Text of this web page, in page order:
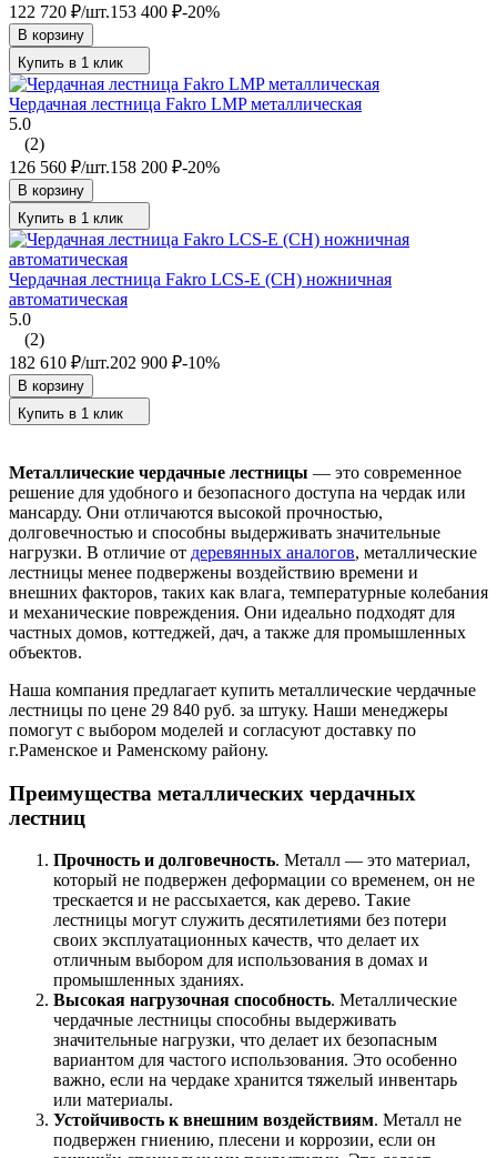
122 720 ₽/шт.153 400 ₽-20%
В корзину
Купить в 1 клик
Чердачная лестница Fakro LMP металлическая
5.0
(2)
126 560 ₽/шт.158 200 ₽-20%
В корзину
Купить в 1 клик
Чердачная лестница Fakro LCS-E (CH) ножничная
автоматическая
5.0
(2)
182 610 ₽/шт.202 900 ₽-10%
В корзину
Купить в 1 клик
Металлические чердачные лестницы — это современное
решение для удобного и безопасного доступа на чердак или
мансарду. Они отличаются высокой прочностью,
долговечностью и способны выдерживать значительные
нагрузки. В отличие от деревянных аналогов, металлические
лестницы менее подвержены воздействию времени и
внешних факторов, таких как влага, температурные колебания
и механические повреждения. Они идеально подходят для
частных домов, коттеджей, дач, а также для промышленных
объектов.
Наша компания предлагает купить металлические чердачные
лестницы по цене 29 840 руб. за штуку. Наши менеджеры
помогут с выбором моделей и согласуют доставку по
г.Раменское и Раменскому району.
Преимущества металлических чердачных
лестниц
Прочность и долговечность. Металл — это материал,
который не подвержен деформации со временем, он не
трескается и не рассыхается, как дерево. Такие
лестницы могут служить десятилетиями без потери
своих эксплуатационных качеств, что делает их
отличным выбором для использования в домах и
промышленных зданиях.
Высокая нагрузочная способность. Металлические
чердачные лестницы способны выдерживать
значительные нагрузки, что делает их безопасным
вариантом для частого использования. Это особенно
важно, если на чердаке хранится тяжелый инвентарь
или материалы.
Устойчивость к внешним воздействиям. Металл не
подвержен гниению, плесени и коррозии, если он